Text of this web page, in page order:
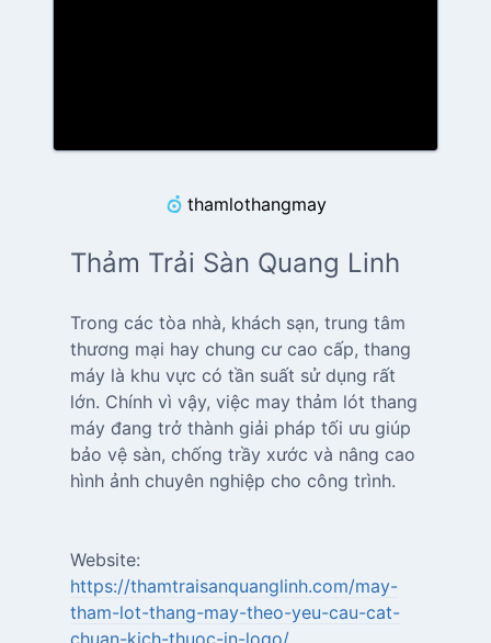
thamlothangmay
Thảm Trải Sàn Quang Linh
Trong các tòa nhà, khách sạn, trung tâm
thương mại hay chung cư cao cấp, thang
máy là khu vực có tần suất sử dụng rất
lớn. Chính vì vậy, việc may thảm lót thang
máy đang trở thành giải pháp tối ưu giúp
bảo vệ sàn, chống trầy xước và nâng cao
hình ảnh chuyên nghiệp cho công trình.
Website:
https://thamtraisanquanglinh.com/may-
tham-lot-thang-may-theo-yeu-cau-cat-
chuan-kich-thuoc-in-logo/